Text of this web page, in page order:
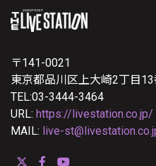
〒141-0021
東京都品川区上大崎2丁目
TEL:03-3444-3464
URL: https://livestation.co.jp/
MAIL: live-